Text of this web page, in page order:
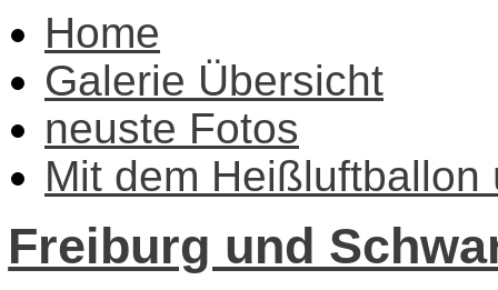
Home
Galerie Übersicht
neuste Fotos
Mit dem Heißluftballon
Freiburg und